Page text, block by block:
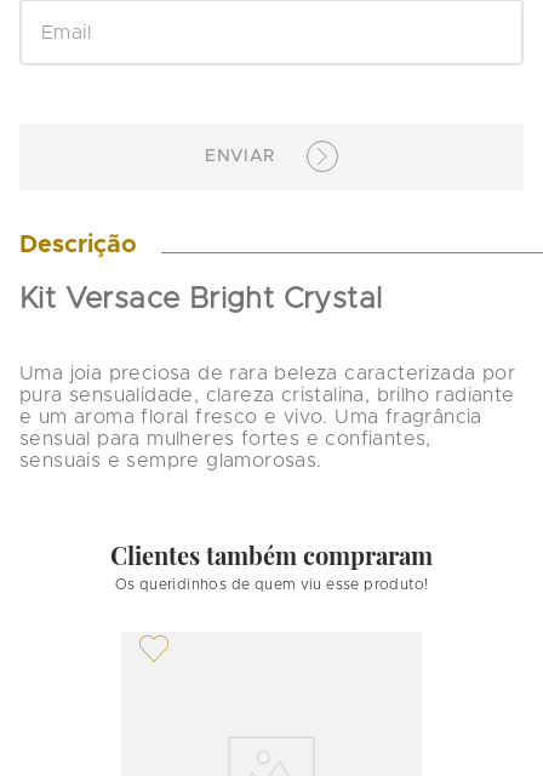
ENVIAR
Descrição
Kit Versace Bright Crystal
Uma joia preciosa de rara beleza caracterizada por
pura sensualidade, clareza cristalina, brilho radiante
e um aroma floral fresco e vivo. Uma fragrância
sensual para mulheres fortes e confiantes,
sensuais e sempre glamorosas.
Clientes também compraram
Os queridinhos de quem viu esse produto!